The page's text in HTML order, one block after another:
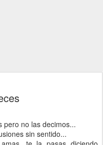
pero no las decimos...
sin sentido...